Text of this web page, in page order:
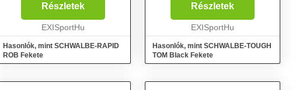
Guard hibavédelemmel. A
legjobb a hátsó kerékhez. Az
abroncs Active line minőségi
Részletek
EXISportHu
Hasonlók, mint SCHWALBE-RAPID
ROB Fekete
első kerékhez. A kabát
csapszegei a kiváló oldalfogást
biztosítják. K-Guard betét ...
Részletek
EXISportHu
Hasonlók, mint SCHWALBE-TOUGH
TOM Black Fekete